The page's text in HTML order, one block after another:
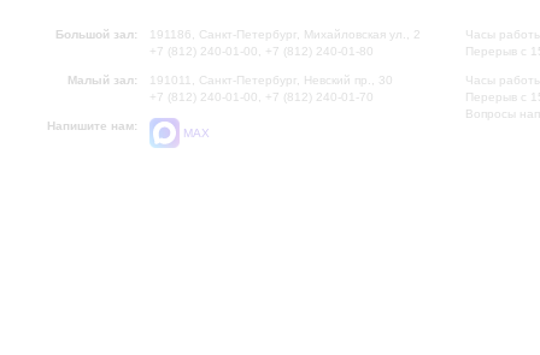
Большой зал:
191186, Санкт-Петербург, Михайловская ул., 2
+7 (812) 240-01-00, +7 (812) 240-01-80
Малый зал:
191011, Санкт-Петербург, Невский пр., 30
+7 (812) 240-01-00, +7 (812) 240-01-70
Напишите нам:
MAX
Часы
Перерыв с
Часы
Перерыв с
Вопросы